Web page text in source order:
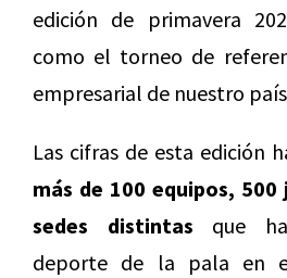
edición de primavera
como el torneo de
empresarial de nuestro
Las cifras de esta edición
más de 100 equipos,
sedes distintas que
deporte de la pala en